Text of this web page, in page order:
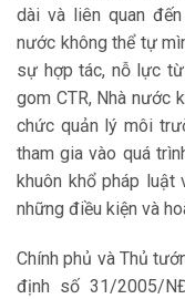
dài và liên quan
nước không thể tự
sự hợp tác, nỗ lực
gom CTR, Nhà nước
chức quản lý môi
tham gia vào quá
khuôn khổ pháp
những điều kiện và
Chính phủ và Thủ
định số 31/2005/